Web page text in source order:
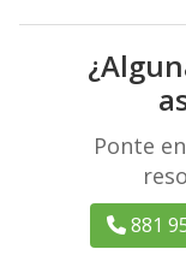
Ponte
881